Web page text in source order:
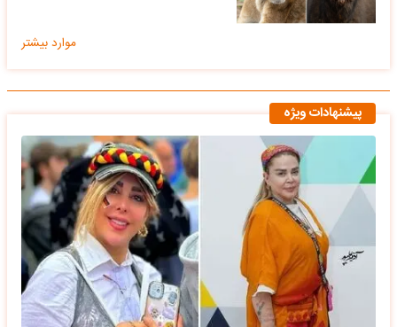
موارد بیشتر
پیشنهادات ویژه